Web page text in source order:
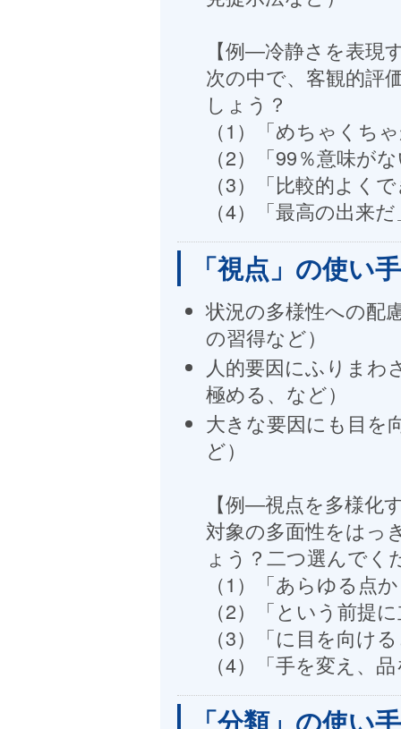
【例―冷静さを表現
次の中で、客観的評
しょう？
（1）「めちゃくち
（2）「99％意味が
（3）「比較的よく
（4）「最高の出来
「視点」の使い
状況の多様性への配
の習得など）
人的要因にふりまわ
極める、など）
大きな要因にも目を
ど）
【例―視点を多様化
対象の多面性をはっ
ょう？二つ選んでく
（1）「あらゆる点
（2）「という前提
（3）「に目を向け
（4）「手を変え、
「分類」の使い